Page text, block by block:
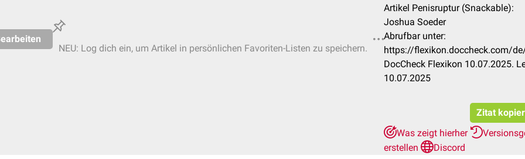
NEU: Log dich ein, um Artikel in persönlichen Favoriten-Listen zu speichern.
Artikel Penisruptur (Snackable):
Joshua Soeder
Abrufbar unter:
https://flexikon.doccheck.com/
DocCheck Flexikon 10.07.2025.
10.07.2025
Zitat
Was zeigt hierher
erstellen
Discord